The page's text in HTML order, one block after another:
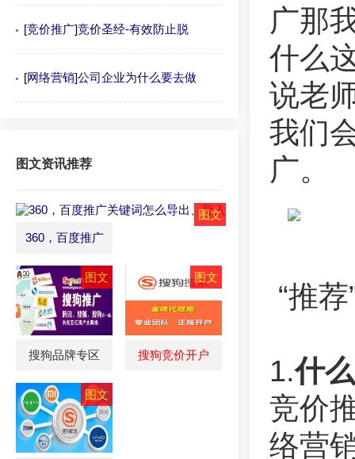
[竞价推广]竞价圣经-有效防止脱
[网络营销]公司企业为什么要去做
图文资讯推荐
360，百度推广
搜狗品牌专区 搜狗竞价开户
广那
什么
说老
我们
广。
“推荐
1.什
竞价
络营